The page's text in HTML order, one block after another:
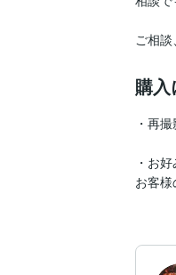
ご相
購
・再
・お
お客